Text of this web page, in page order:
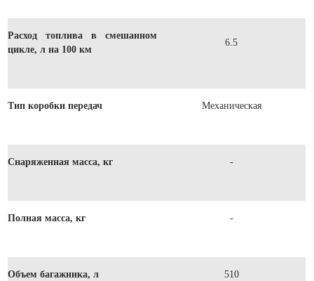
Расход топлива в смешанном
цикле, л на 100 км
6.5
Тип коробки передач Механическая
Снаряженная масса, кг -
Полная масса, кг -
Объем багажника, л 510